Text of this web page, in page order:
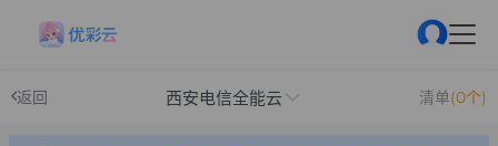
返回 西安电信全能云 清单(0个)